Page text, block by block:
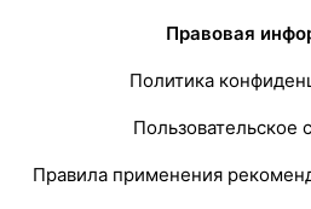
Правовая
Политика
Пользовательское
Правила применения